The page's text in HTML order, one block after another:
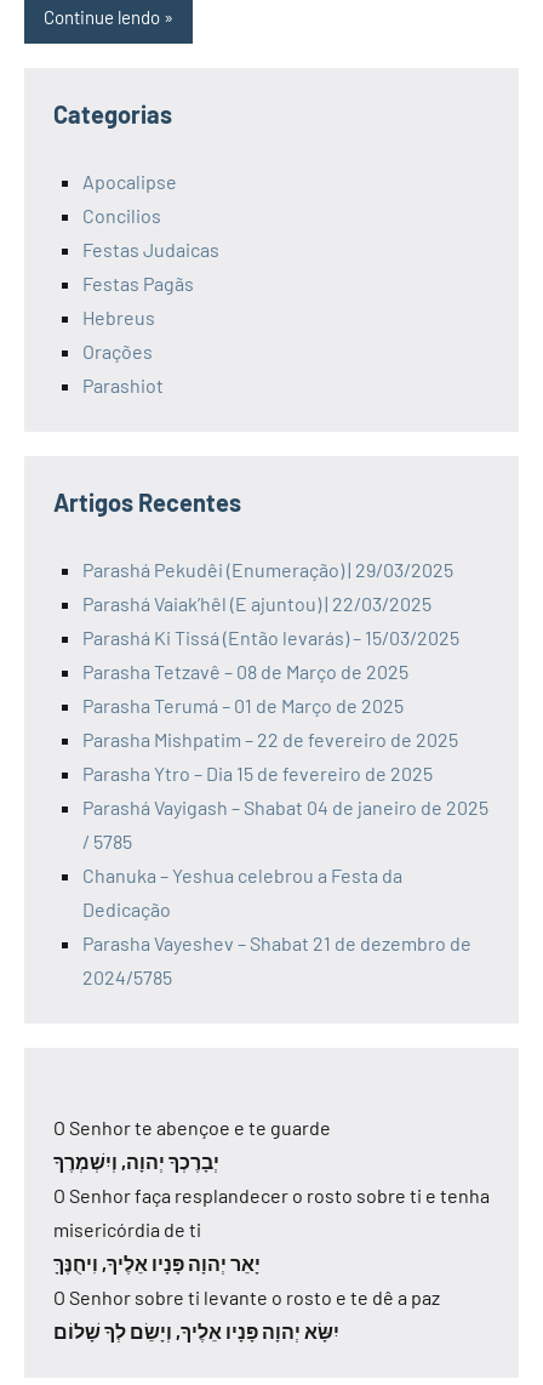
Continue lendo
Categorias
Apocalipse
Concilios
Festas Judaicas
Festas Pagãs
Hebreus
Orações
Parashiot
Artigos Recentes
Parashá Pekudêi (Enumeração) | 29/03/2025
Parashá Vaiak’hêl (E ajuntou) | 22/03/2025
Parashá Ki Tissá (Então levarás) – 15/03/2025
Parasha Tetzavê – 08 de Março de 2025
Parasha Terumá – 01 de Março de 2025
Parasha Mishpatim – 22 de fevereiro de 2025
Parasha Ytro – Dia 15 de fevereiro de 2025
Parashá Vayigash – Shabat 04 de janeiro de 2025
/ 5785
Chanuka – Yeshua celebrou a Festa da
Dedicação
Parasha Vayeshev – Shabat 21 de dezembro de
2024/5785
O Senhor te abençoe e te guarde
יְבָרֶכְךָ יְהוָה, וְיִשְׁמְרֶךָ
O Senhor faça resplandecer o rosto sobre ti e tenha
misericórdia de ti
יָאֵר יְהוָה פָּנָיו אֵלֶיךָ, וִיחֻנֶּךָּ
O Senhor sobre ti levante o rosto e te dê a paz
יִשָּׂא יְהוָה פָּנָיו אֵלֶיךָ, וְיָשֵׂם לְךָ שָׁלוֹם